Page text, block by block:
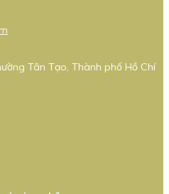
Tân Tạo, Thành phố Hồ Chí